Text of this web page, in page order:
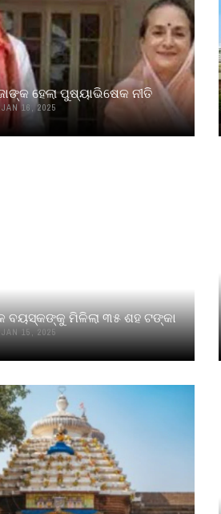
ହେଲା ପୁଷ୍ୟାଭିଷେକ ନୀତି
JAN 16, 2025
ବୟସ୍କଙ୍କୁ ମିଳିଲା ୩୫ ଶହ ଟଙ୍କା
JAN 15, 2025